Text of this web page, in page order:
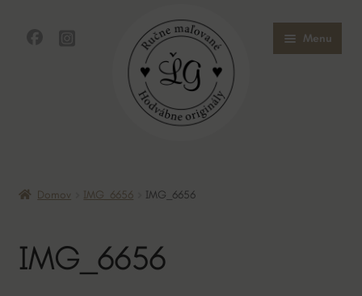
Menu
O mne
Domov IMG_6656 IMG_6656
IMG_6656